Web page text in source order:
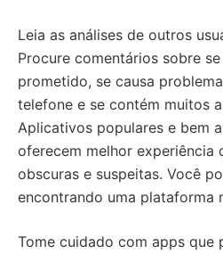
Leia as análises de outros
Procure comentários sobre
prometido, se causa
telefone e se contém muitos
Aplicativos populares e bem
oferecem melhor experiência
obscuras e suspeitas. Você
encontrando uma plataforma
Tome cuidado com apps que